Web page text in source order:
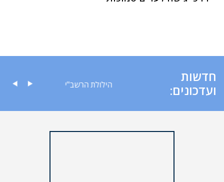
חדשות
ועדכונים:
לציבור הילולת הרשב"י